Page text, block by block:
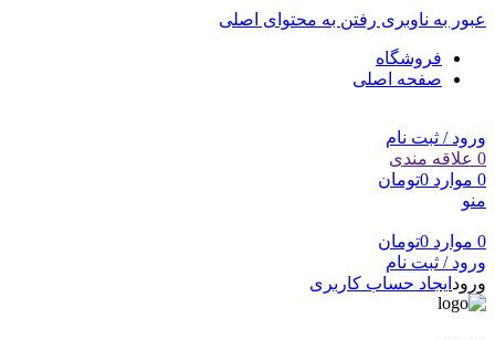
عبور به ناوبری رفتن به محتوای اصلی
فروشگاه
صفحه اصلی
ورود / ثبت نام
0 علاقه مندی
0 موارد 0تومان
منو
0 موارد 0تومان
ورود / ثبت نام
ورود ایجاد حساب کاربری